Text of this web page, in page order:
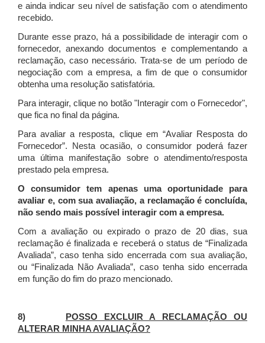
e ainda indicar seu nível de satisfação com o atendimento
recebido.
Durante esse prazo, há a possibilidade de interagir com o
fornecedor, anexando documentos e complementando a
reclamação, caso necessário.Trata-se de um período de
negociação com a empresa, a fim de que o consumidor
obtenha uma resolução satisfatória.
Para interagir, clique no botão "Interagir com o Fornecedor",
que fica no final da página.
Para avaliar a resposta, clique em “Avaliar Resposta do
Fornecedor”. Nesta ocasião, o consumidor poderá fazer
uma última manifestação sobre o atendimento/resposta
prestado pela empresa.
O consumidor tem apenas uma oportunidade para
avaliar e, com sua avaliação, a reclamação é concluída,
não sendo mais possível interagir com a empresa.
Com a avaliação ou expirado o prazo de 20 dias, sua
reclamação é finalizada e receberá o status de “Finalizada
Avaliada”, caso tenha sido encerrada com sua avaliação,
ou “Finalizada Não Avaliada”, caso tenha sido encerrada
em função do fim do prazo mencionado.
8)
POSSO EXCLUIR A RECLAMAÇÃO OU
ALTERAR MINHA AVALIAÇÃO?